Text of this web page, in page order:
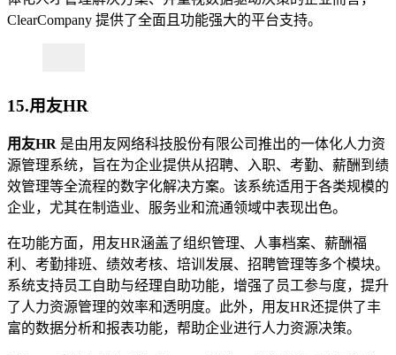
ClearCompany 提供了全面且功能强大的平台支持。
15.用友HR
用友HR 是由用友网络科技股份有限公司推出的一体化人力资
源管理系统，旨在为企业提供从招聘、入职、考勤、薪酬到绩
效管理等全流程的数字化解决方案。该系统适用于各类规模的
企业，尤其在制造业、服务业和流通领域中表现出色。
在功能方面，用友HR涵盖了组织管理、人事档案、薪酬福
利、考勤排班、绩效考核、培训发展、招聘管理等多个模块。
系统支持员工自助与经理自助功能，增强了员工参与度，提升
了人力资源管理的效率和透明度。此外，用友HR还提供了丰
富的数据分析和报表功能，帮助企业进行人力资源决策。